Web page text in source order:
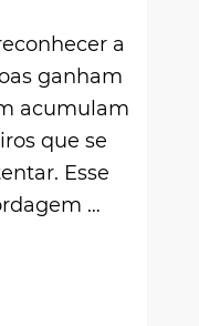
a
ganham
acumulam
que se
Esse
…